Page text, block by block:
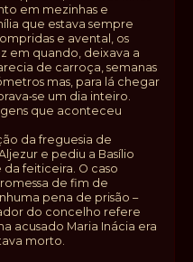
em mezinhas e
que estava sempre
e avental, os
em quando, deixava a
de carroça, semanas
mas, para lá chegar
um dia inteiro.
que aconteceu
da freguesia de
e pediu a Basílio
feiticeira. O caso
de fim de
pena de prisão –
do concelho refere
acusado Maria Inácia era
morto.